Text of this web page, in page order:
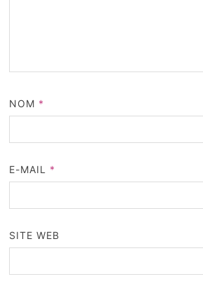
NOM *
E-MAIL *
SITE WEB